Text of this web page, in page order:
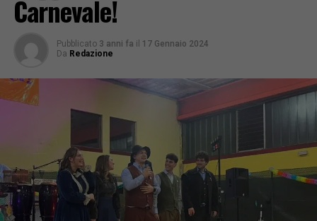
Carnevale!
Pubblicato 3 anni fa il 17 Gennaio 2024
Da Redazione